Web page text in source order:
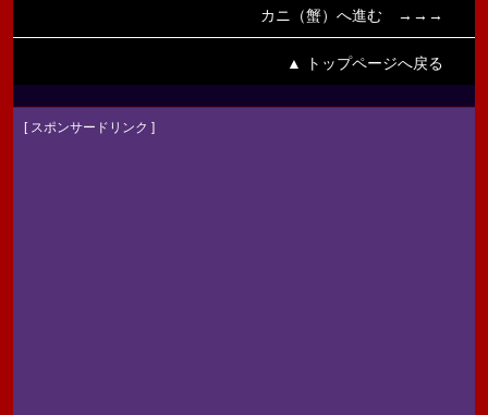
カニ（蟹）へ進む →→→
▲ トップページへ戻る
[ スポンサードリンク ]